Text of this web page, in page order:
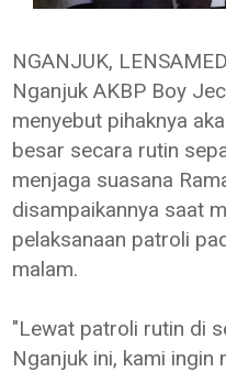
NGANJUK,
Nganjuk AKBP Boy
menyebut pihaknya
besar secara rutin
menjaga suasana
disampaikannya saat
pelaksanaan patroli
malam.
"Lewat patroli rutin di
Nganjuk ini, kami ingin